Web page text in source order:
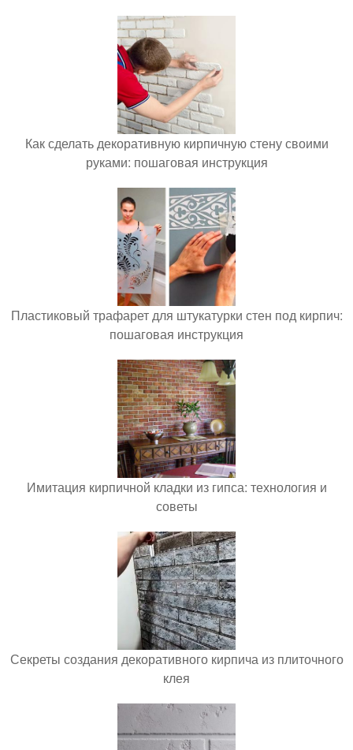
Как сделать декоративную кирпичную стену своими
руками: пошаговая инструкция
Пластиковый трафарет для штукатурки стен под кирпич:
пошаговая инструкция
Имитация кирпичной кладки из гипса: технология и
советы
Секреты создания декоративного кирпича из плиточного
клея